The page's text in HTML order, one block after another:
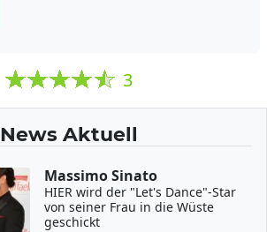
3
News Aktuell
Massimo Sinato
HIER wird der "Let's Dance"-Star
von seiner Frau in die Wüste
geschickt